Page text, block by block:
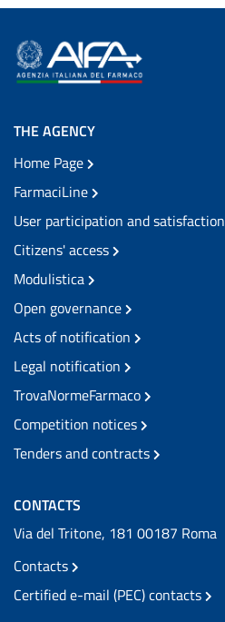
THE AGENCY
Home Page
FarmaciLine
User participation and satisfaction
Citizens' access
Modulistica
Open governance
Acts of notification
Legal notification
TrovaNormeFarmaco
Competition notices
Tenders and contracts
CONTACTS
Via del Tritone, 181 00187 Roma
Contacts
Certified e-mail (PEC) contacts